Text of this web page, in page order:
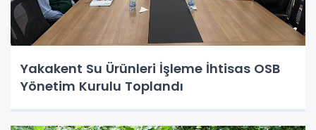
Yakakent Su Ürünleri İşleme İhtisas OSB
Yönetim Kurulu Toplandı